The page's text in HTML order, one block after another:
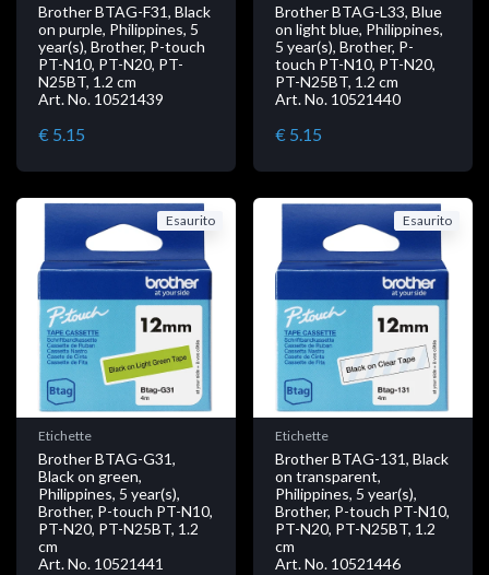
Brother BTAG-F31, Black
on purple, Philippines, 5
year(s), Brother, P-touch
PT-N10, PT-N20, PT-
N25BT, 1.2 cm
Art. No. 10521439
€ 5.15
Brother BTAG-L33, Blue
on light blue, Philippines,
5 year(s), Brother, P-
touch PT-N10, PT-N20,
PT-N25BT, 1.2 cm
Art. No. 10521440
€ 5.15
Esaurito
Etichette
Brother BTAG-G31,
Black on green,
Philippines, 5 year(s),
Brother, P-touch PT-N10,
PT-N20, PT-N25BT, 1.2
cm
Art. No. 10521441
Esaurito
Etichette
Brother BTAG-131, Black
on transparent,
Philippines, 5 year(s),
Brother, P-touch PT-N10,
PT-N20, PT-N25BT, 1.2
cm
Art. No. 10521446